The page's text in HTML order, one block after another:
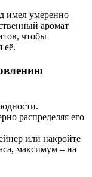
имел умеренно
аромат
чтобы
её.
распределяя его
или накройте
максимум – на